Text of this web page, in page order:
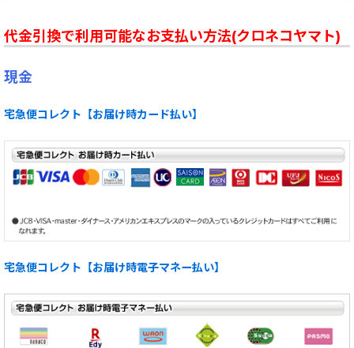
代金引換で利用可能なお支払い方法(クロネコヤマト)
現金
宅急便コレクト【お届け時カード払い】
宅急便コレクト【お届け時電子マネー払い】